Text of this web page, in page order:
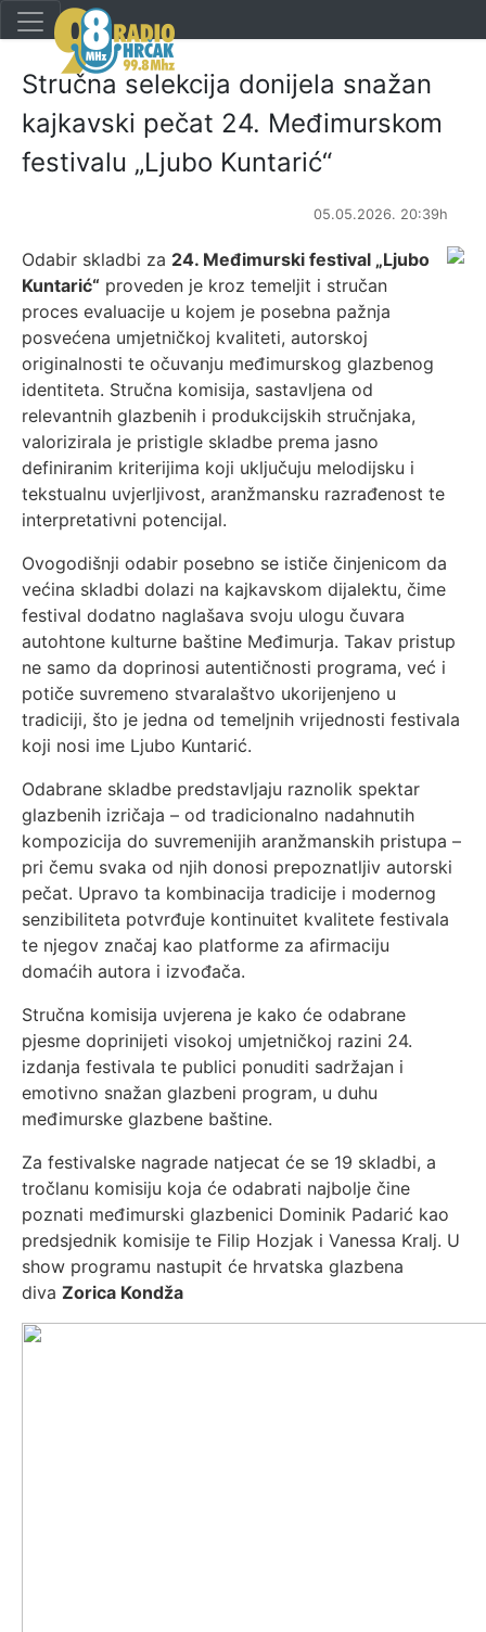
Stručna selekcija donijela snažan
kajkavski pečat 24. Međimurskom
festivalu „Ljubo Kuntarić“
05.05.2026. 20:39h
Odabir skladbi za 24. Međimurski festival „Ljubo
Kuntarić“ proveden je kroz temeljit i stručan
proces evaluacije u kojem je posebna pažnja
posvećena umjetničkoj kvaliteti, autorskoj
originalnosti te očuvanju međimurskog glazbenog
identiteta. Stručna komisija, sastavljena od
relevantnih glazbenih i produkcijskih stručnjaka,
valorizirala je pristigle skladbe prema jasno
definiranim kriterijima koji uključuju melodijsku i
tekstualnu uvjerljivost, aranžmansku razrađenost te
interpretativni potencijal.
Ovogodišnji odabir posebno se ističe činjenicom da
većina skladbi dolazi na kajkavskom dijalektu, čime
festival dodatno naglašava svoju ulogu čuvara
autohtone kulturne baštine Međimurja. Takav pristup
ne samo da doprinosi autentičnosti programa, već i
potiče suvremeno stvaralaštvo ukorijenjeno u
tradiciji, što je jedna od temeljnih vrijednosti festivala
koji nosi ime Ljubo Kuntarić.
Odabrane skladbe predstavljaju raznolik spektar
glazbenih izričaja – od tradicionalno nadahnutih
kompozicija do suvremenijih aranžmanskih pristupa –
pri čemu svaka od njih donosi prepoznatljiv autorski
pečat. Upravo ta kombinacija tradicije i modernog
senzibiliteta potvrđuje kontinuitet kvalitete festivala
te njegov značaj kao platforme za afirmaciju
domaćih autora i izvođača.
Stručna komisija uvjerena je kako će odabrane
pjesme doprinijeti visokoj umjetničkoj razini 24.
izdanja festivala te publici ponuditi sadržajan i
emotivno snažan glazbeni program, u duhu
međimurske glazbene baštine.
Za festivalske nagrade natjecat će se 19 skladbi, a
tročlanu komisiju koja će odabrati najbolje čine
poznati međimurski glazbenici Dominik Padarić kao
predsjednik komisije te Filip Hozjak i Vanessa Kralj. U
show programu nastupit će hrvatska glazbena
diva Zorica Kondža